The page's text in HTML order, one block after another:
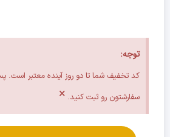
توجه:
کد تخفیف شما تا دو روز آینده معتبر است.
سفارشتون رو ثبت کنید. ×